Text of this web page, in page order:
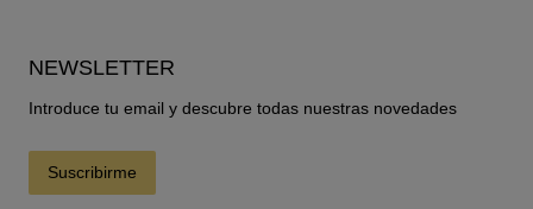
NEWSLETTER
Introduce tu email y descubre todas nuestras novedades
Suscribirme